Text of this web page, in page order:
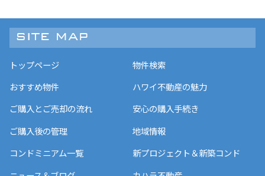
トップページ
物件検索
おすすめ物件
ハワイ不動産の魅力
ご購入とご売却の流れ
安心の購入手続き
ご購入後の管理
地域情報
コンドミニアム一覧
新プロジェクト＆新築コンド